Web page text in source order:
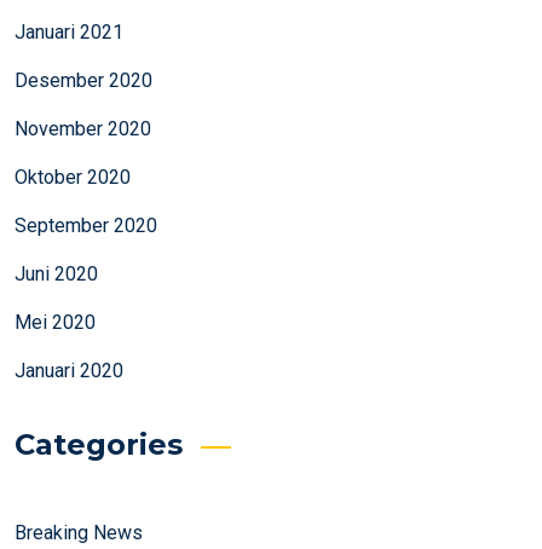
Januari 2021
Desember 2020
November 2020
Oktober 2020
September 2020
Juni 2020
Mei 2020
Januari 2020
Categories
Breaking News